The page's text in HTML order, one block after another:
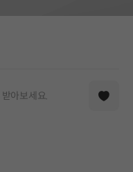
아보세요.